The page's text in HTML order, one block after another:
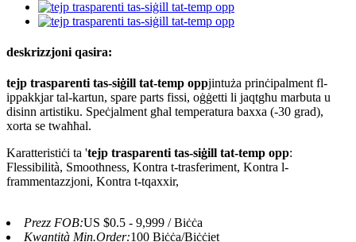
deskrizzjoni qasira:
tejp trasparenti tas-siġill tat-temp oppjintuża prinċipalment fl-
ippakkjar tal-kartun, spare parts fissi, oġġetti li jaqtgħu marbuta u
disinn artistiku. Speċjalment għal temperatura baxxa (-30 grad),
xorta se twaħħal.
Karatteristiċi ta 'tejp trasparenti tas-siġill tat-temp opp:
Flessibilità, Smoothness, Kontra t-trasferiment, Kontra l-
frammentazzjoni, Kontra t-tqaxxir,
Prezz FOB:US $0.5 - 9,999 / Biċċa
Kwantità Min.Order:100 Biċċa/Biċċiet